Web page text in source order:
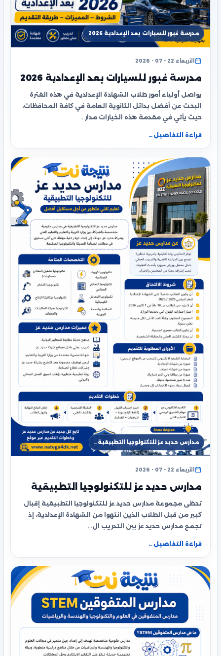
مدرسة غبور للسيارات بعد الإعدادية 2026
الأربعاء 22 - 07 - 2026
مدرسة غبور للسيارات بعد الإعدادية 2026
يواصل أولياء أمور طلاب الشهادة الإعدادية في هذه الفترة
البحث عن أفضل بدائل الثانوية العامة في كافة المحافظات،
حيث يأتي في مقدمة هذه الخيارات مدار…
قراءة التفاصيل ←
مدارس حديد عز للتكنولوجيا التطبيقية…
الأربعاء 22 - 07 - 2026
مدارس حديد عز للتكنولوجيا التطبيقية
تحظى مجموعة مدارس حديد عز للتكنولوجيا التطبيقية إقبال
كبير من قبل الطلاب الذين انتهوا من الشهادة الإعدادية، إذ
تجمع مدارس حديد عز بين التدريب ال…
قراءة التفاصيل ←